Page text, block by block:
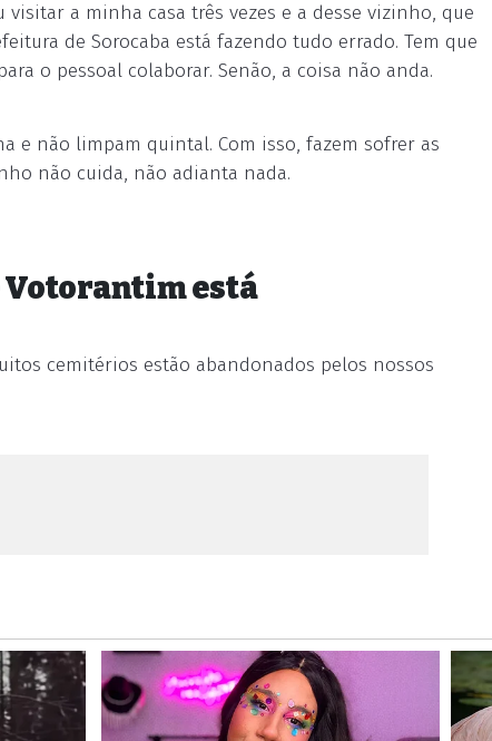
a minha casa três vezes e a desse vizinho, que
de Sorocaba está fazendo tudo errado. Tem que
o pessoal colaborar. Senão, a coisa não anda.
e não limpam quintal. Com isso, fazem sofrer as
não cuida, não adianta nada.
Votorantim está
cemitérios estão abandonados pelos nossos